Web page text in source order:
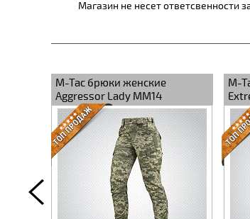
Магазин не несет ответсвенности
M-Tac брюки Sturm Gen.II
NYCO Extreme Multicam
M-